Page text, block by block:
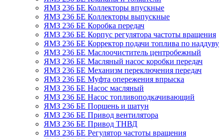
ЯМЗ 236 БЕ Коллекторы впускные
ЯМЗ 236 БЕ Коллекторы выпускные
ЯМЗ 236 БЕ Коробка передач
ЯМЗ 236 БЕ Корпус регулятора частоты вращения
ЯМЗ 236 БЕ Корректор подачи топлива по наддуву
ЯМЗ 236 БЕ Маслоочиститель центробежный
ЯМЗ 236 БЕ Масляный насос коробки передач
ЯМЗ 236 БЕ Механизм переключения передач
ЯМЗ 236 БЕ Муфта опережения впрыска
ЯМЗ 236 БЕ Насос масляный
ЯМЗ 236 БЕ Насос топливоподкачивающий
ЯМЗ 236 БЕ Поршень и шатун
ЯМЗ 236 БЕ Привод вентилятора
ЯМЗ 236 БЕ Привод ТНВД
ЯМЗ 236 БЕ Регулятор частоты вращения